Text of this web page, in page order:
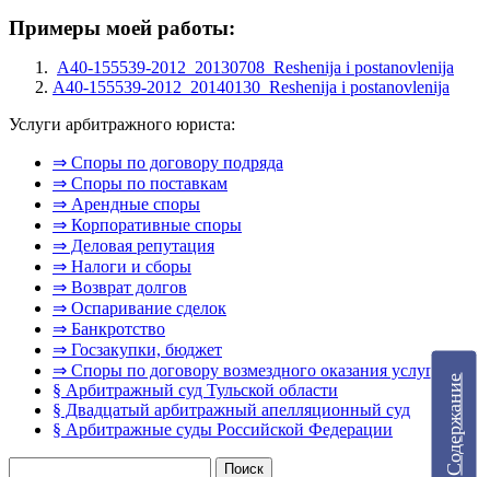
Примеры моей работы:
A40-155539-2012_20130708_Reshenija i postanovlenija
A40-155539-2012_20140130_Reshenija i postanovlenija
Услуги арбитражного юриста:
⇒ Споры по договору подряда
⇒ Споры по поставкам
⇒ Арендные споры
⇒ Корпоративные споры
⇒ Деловая репутация
⇒ Налоги и сборы
⇒ Возврат долгов
⇒ Оспаривание сделок
⇒ Банкротство
⇒ Госзакупки, бюджет
⇒ Споры по договору возмездного оказания услуг
§ Арбитражный суд Тульской области
§ Двадцатый арбитражный апелляционный суд
§ Арбитражные суды Российской Федерации
Содержание